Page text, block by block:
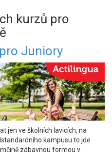
kurzů pro
Juniory
jen ve školních lavicích, na
kampusu to jde
zábavnou formou v